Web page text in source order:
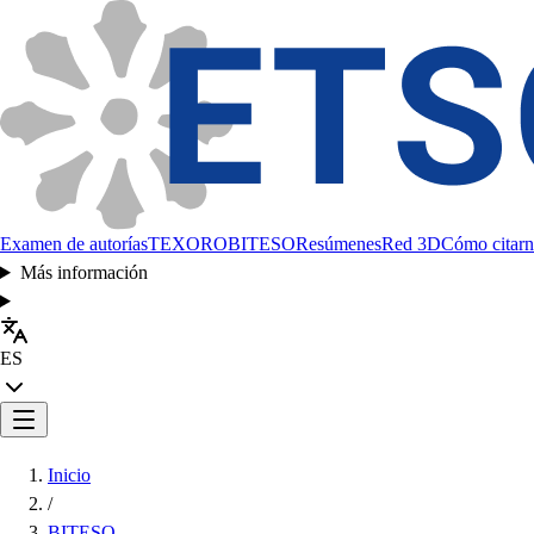
Examen de autoríasTEXOROBITESOResúmenesRed 3DCómo
Más información
ES
Inicio
/